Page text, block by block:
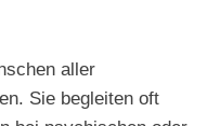
aller
Sie begleiten oft